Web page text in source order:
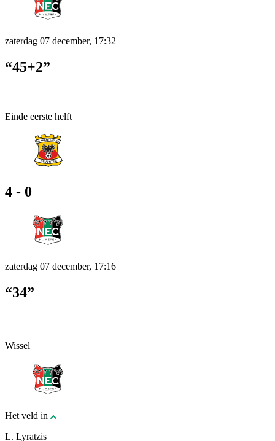
zaterdag 07 december, 17:32
“45+2”
Einde eerste helft
4 - 0
zaterdag 07 december, 17:16
“34”
Wissel
Het veld in
L. Lyratzis